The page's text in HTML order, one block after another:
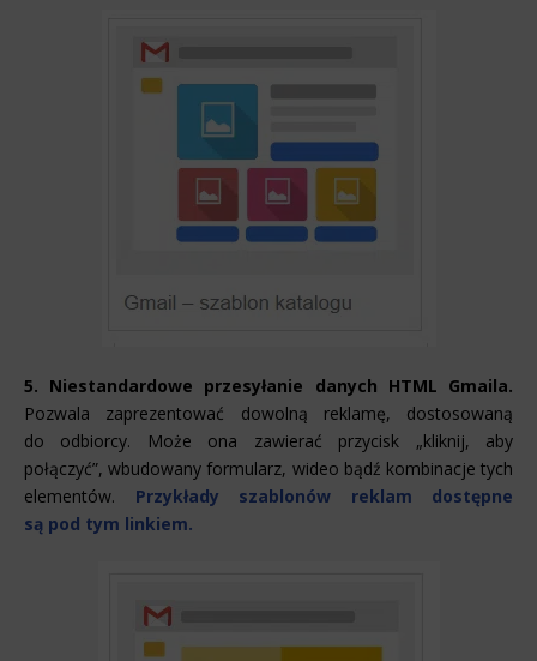
5. Niestandardowe przesyłanie danych HTML Gmaila.
Pozwala zaprezentować dowolną reklamę, dostosowaną
do odbiorcy. Może ona zawierać przycisk „kliknij, aby
połączyć”, wbudowany formularz, wideo bądź kombinacje tych
elementów. Przykłady szablonów reklam dostępne
są pod tym linkiem.